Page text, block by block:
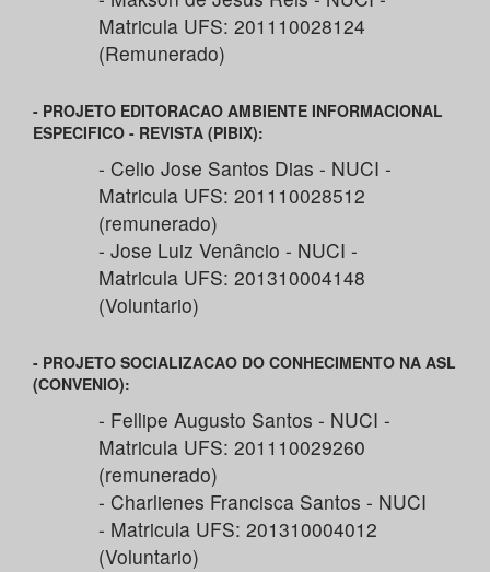
Matricula UFS: 201110028124
(Remunerado)
- PROJETO EDITORACAO AMBIENTE INFORMACIONAL
ESPECIFICO - REVISTA (PIBIX):
- Celio Jose Santos Dias - NUCI -
Matricula UFS: 201110028512
(remunerado)
- Jose Luiz Venâncio - NUCI -
Matricula UFS: 201310004148
(Voluntario)
- PROJETO SOCIALIZACAO DO CONHECIMENTO NA ASL
(CONVENIO):
- Fellipe Augusto Santos - NUCI -
Matricula UFS: 201110029260
(remunerado)
- Charlienes Francisca Santos - NUCI
- Matricula UFS: 201310004012
(Voluntario)